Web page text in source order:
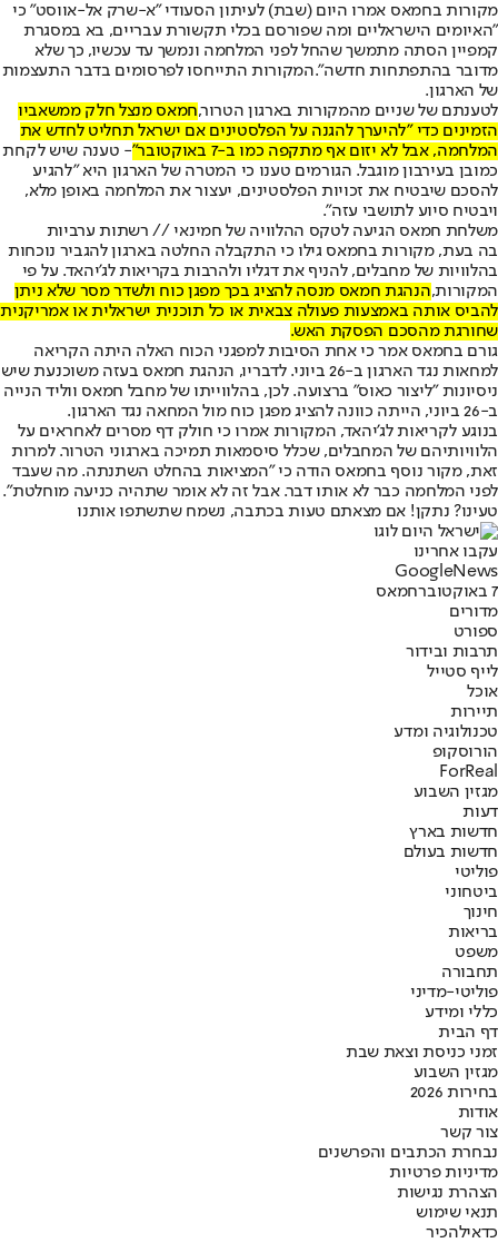
מקורות בחמאס אמרו היום (שבת) לעיתון הסעודי "א-שרק אל-אווסט" כי
"האיומים הישראליים ומה שפורסם בכלי תקשורת עבריים, בא במסגרת
קמפיין הסתה מתמשך שהחל לפני המלחמה ונמשך עד עכשיו, כך שלא
מדובר בהתפתחות חדשה".המקורות התייחסו לפרסומים בדבר התעצמות
של הארגון.
לטענתם של שניים מהמקורות בארגון הטרור,חמאס מנצל חלק ממשאביו
הזמינים כדי "להיערך להגנה על הפלסטינים אם ישראל תחליט לחדש את
המלחמה, אבל לא יזום אף מתקפה כמו ב-7 באוקטובר"
- טענה שיש לקחת
כמובן בעירבון מוגבל. הגורמים טענו כי המטרה של הארגון היא "להגיע
להסכם שיבטיח את זכויות הפלסטינים, יעצור את המלחמה באופן מלא,
ויבטיח סיוע לתושבי עזה".
משלחת חמאס הגיעה לטקס ההלוויה של חמינאי // רשתות ערביות
בה בעת, מקורות בחמאס גילו כי התקבלה החלטה בארגון להגביר נוכחות
בהלוויות של מחבלים, להניף את דגליו ולהרבות בקריאות לג'יהאד. על פי
המקורות,הנהגת חמאס מנסה להציג בכך מפגן כוח ולשדר מסר שלא ניתן
להביס אותה באמצעות פעולה צבאית או כל תוכנית ישראלית או אמריקנית
שחורגת מהסכם הפסקת האש.
גורם בחמאס אמר כי אחת הסיבות למפגני הכוח האלה היתה הקריאה
למחאות נגד הארגון ב-26 ביוני. לדבריו, הנהגת חמאס בעזה משוכנעת שיש
ניסיונות "ליצור כאוס" ברצועה. לכן, בהלווייתו של מחבל חמאס ווליד הנייה
ב-26 ביוני, הייתה כוונה להציג מפגן כוח מול המחאה נגד הארגון.
בנוגע לקריאות לג'יהאד, המקורות אמרו כי חולק דף מסרים לאחראים על
הלוויותיהם של המחבלים, שכלל סיסמאות תמיכה בארגוני הטרור. למרות
זאת, מקור נוסף בחמאס הודה כי "המציאות בהחלט השתנתה. מה שעבד
לפני המלחמה כבר לא אותו דבר. אבל זה לא אומר שתהיה כניעה מוחלטת".
טעינו? נתקן! אם מצאתם טעות בכתבה, נשמח שתשתפו אותנו
עקבו אחרינו
Googl eNews
7 באוקטובר
חמאס
מדורים
ספורט
תרבות ובידור
לייף סטייל
אוכל
תיירות
טכנולוגיה ומדע
הורוסקופ
ForReal
מגזין השבוע
דעות
חדשות בארץ
חדשות בעולם
פוליטי
ביטחוני
חינוך
בריאות
משפט
תחבורה
פוליטי-מדיני
כללי ומידע
דף הבית
זמני כניסת וצאת שבת
מגזין השבוע
בחירות 2026
אודות
צור קשר
נבחרת הכתבים והפרשנים
מדיניות פרטיות
הצהרת נגישות
תנאי שימוש
כדאילהכיר